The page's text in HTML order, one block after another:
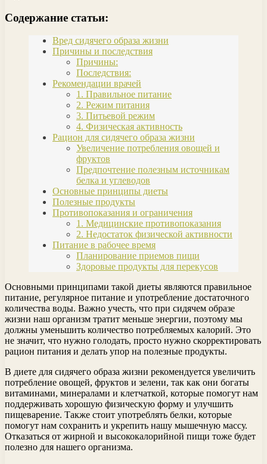
Содержание статьи:
Вред сидячего образа жизни
Причины и последствия
Причины:
Последствия:
Рекомендации врачей
1. Правильное питание
2. Режим питания
3. Питьевой режим
4. Физическая активность
Рацион для сидячего образа жизни
Увеличение потребления овощей и
фруктов
Предпочтение полезным источникам
белка и углеводов
Основные принципы диеты
Полезные продукты
Противопоказания и ограничения
1. Медицинские противопоказания
2. Недостаток физической активности
Питание в рабочее время
Планирование приемов пищи
Здоровые продукты для перекусов
Основными принципами такой диеты являются правильное
питание, регулярное питание и употребление достаточного
количества воды. Важно учесть, что при сидячем образе
жизни наш организм тратит меньше энергии, поэтому мы
должны уменьшить количество потребляемых калорий. Это
не значит, что нужно голодать, просто нужно скорректировать
рацион питания и делать упор на полезные продукты.
В диете для сидячего образа жизни рекомендуется увеличить
потребление овощей, фруктов и зелени, так как они богаты
витаминами, минералами и клетчаткой, которые помогут нам
поддерживать хорошую физическую форму и улучшить
пищеварение. Также стоит употреблять белки, которые
помогут нам сохранить и укрепить нашу мышечную массу.
Отказаться от жирной и высококалорийной пищи тоже будет
полезно для нашего организма.